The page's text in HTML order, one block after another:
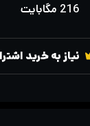
نیاز به خرید
216 مگابایت